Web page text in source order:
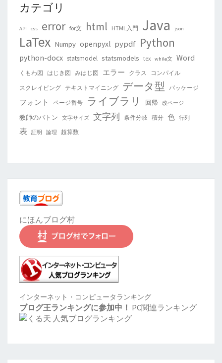
カテゴリ
API css error for文 html HTML入門 Java json
LaTex Numpy openpyxl pypdf Python
python-docx statsmodel statsmodels tex while文 Word
くもわ図 はじき図 みはじ図 エラー クラス
コンパイル
スクレイピング テキストマイニング データ型 パッケージ
フォント ページ番号 ライブラリ 回帰 改ページ
教師のバトン 文字サイズ 文字列 条件分岐 積分 色 行列
表 証明 論理 超算数
にほんブログ村
インターネット・コンピュータランキング
ブログ王ランキングに参加中！ PC関連ランキング